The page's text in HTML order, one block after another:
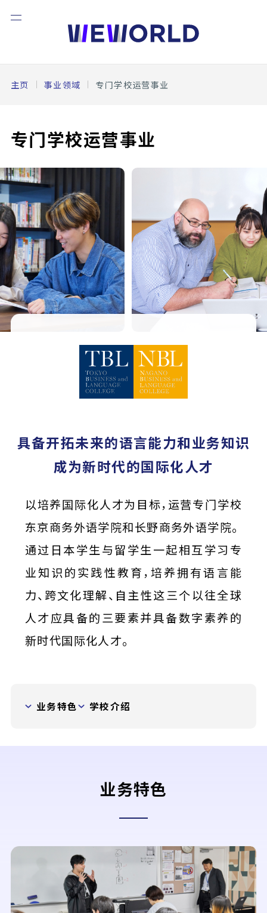
主页 事业领域 专门学校运营事业
专门学校运营事业
具备开拓未来的语言能力和业务知识
成为新时代的国际化人才
以培养国际化人才为目标，运营专门学校
东京商务外语学院和长野商务外语学院。
通过日本学生与留学生一起相互学习专
业知识的实践性教育，培养拥有语言能
力、跨文化理解、自主性这三个以往全球
人才应具备的三要素并具备数字素养的
新时代国际化人才。
业务特色 学校介绍
业务特色